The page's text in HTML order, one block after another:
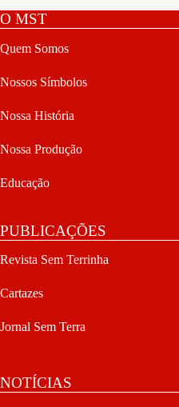
O MST
Quem Somos
Nossos Símbolos
Nossa História
Nossa Produção
Educação
PUBLICAÇÕES
Revista Sem Terrinha
Cartazes
Jornal Sem Terra
NOTÍCIAS